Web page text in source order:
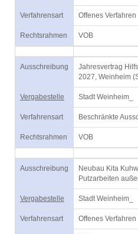
Verfahrensart Offenes Verfahren
Rechtsrahmen VOB
Ausschreibung
Jahresvertrag
2027, Weinheim
Vergabestelle Stadt Weinheim_
Verfahrensart Beschränkte
Rechtsrahmen VOB
Ausschreibung
Neubau Kita
Putzarbeiten
Vergabestelle Stadt Weinheim_
Verfahrensart Offenes Verfahren